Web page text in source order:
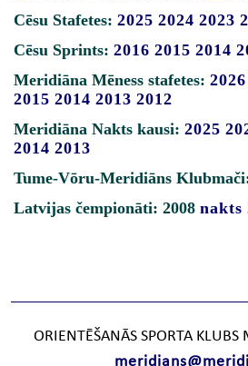
Cēsu Stafetes: 2025 2024 2023
Cēsu Sprints: 2016 2015 2014
Meridiāna Mēness stafetes: 2026
2015 2014 2013 2012
Meridiāna Nakts kausi: 2025
2014 2013
Tume-Vōru-Meridiāns
Latvijas čempionāti: 2008 nakts
ORIENTĒŠANĀS SPORTA